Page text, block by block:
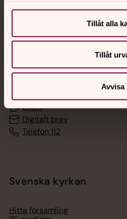
Tillåt alla
Tillåt
Avvisa
Jourhavande präst
Akut samtals- och krisstöd.
med en präst på kvällar och
Chatt
Digitalt brev
Telefon 112
Svenska kyrkan
Hitta församling